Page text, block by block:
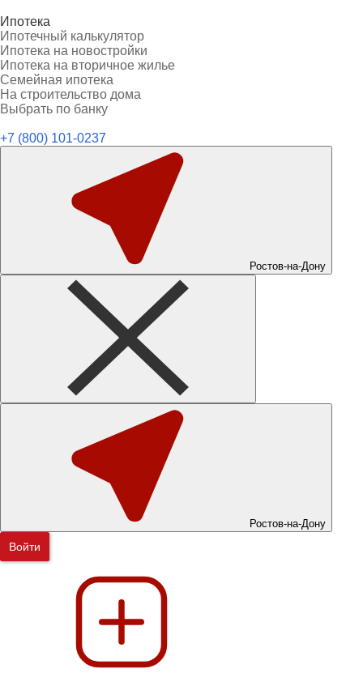
Ипотека
Ипотечный калькулятор
Ипотека на новостройки
Ипотека на вторичное жилье
Семейная ипотека
На строительство дома
Выбрать по банку
+7 (800) 101-0237
Ростов-на-Дону
Ростов-на-Дону
Войти